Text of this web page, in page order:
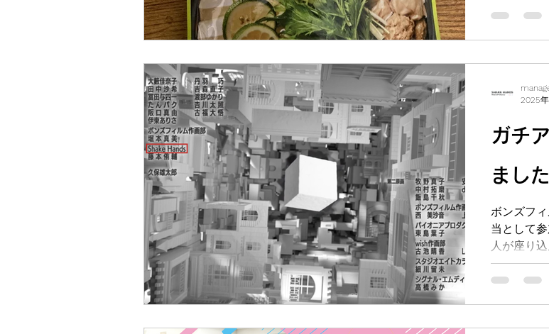
れを入れ
ガチ
ました
ボンズフ
当として
人が座り
ました。
少年・ル
2025